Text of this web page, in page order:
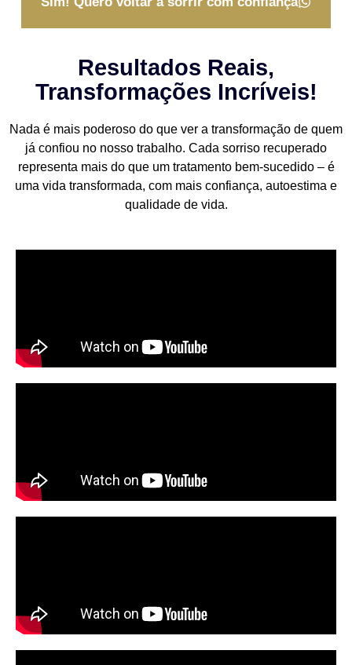
Resultados Reais,
Transformações Incríveis!
Nada é mais poderoso do que ver a transformação de quem
já confiou no nosso trabalho. Cada sorriso recuperado
representa mais do que um tratamento bem-sucedido – é
uma vida transformada, com mais confiança, autoestima e
qualidade de vida.